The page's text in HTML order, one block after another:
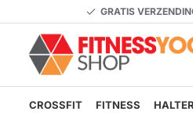
GRATIS
CROSSFIT FITNESS